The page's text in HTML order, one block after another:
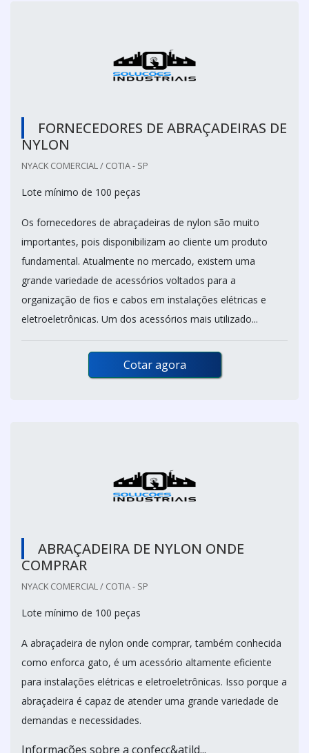
FORNECEDORES DE ABRAÇADEIRAS DE
NYLON
NYACK COMERCIAL / COTIA - SP
Lote mínimo de 100 peças
Os fornecedores de abraçadeiras de nylon são muito
importantes, pois disponibilizam ao cliente um produto
fundamental. Atualmente no mercado, existem uma
grande variedade de acessórios voltados para a
organização de fios e cabos em instalações elétricas e
eletroeletrônicas. Um dos acessórios mais utilizado...
Cotar agora
ABRAÇADEIRA DE NYLON ONDE
COMPRAR
NYACK COMERCIAL / COTIA - SP
Lote mínimo de 100 peças
A abraçadeira de nylon onde comprar, também conhecida
como enforca gato, é um acessório altamente eficiente
para instalações elétricas e eletroeletrônicas. Isso porque a
abraçadeira é capaz de atender uma grande variedade de
demandas e necessidades.
Informações sobre a confecç&atild...